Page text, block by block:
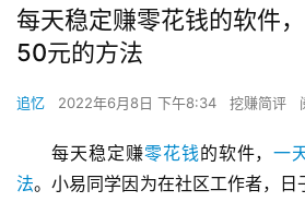
每天稳定赚零花钱的软件
50元的方法
追忆 2022年6月8日 下午8:34 挖赚简评
每天稳定赚零花钱的软件，一
法。小易同学因为在社区工作者，